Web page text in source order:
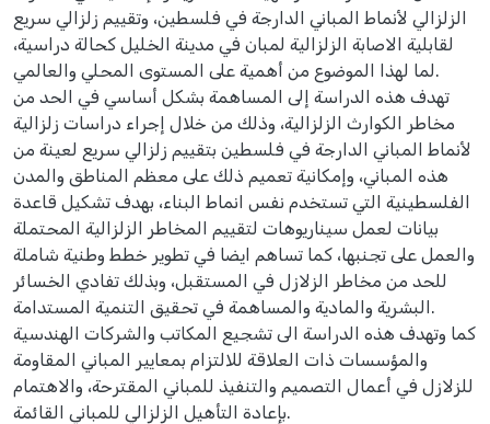
الزلزالي لأنماط المباني الدارجة في فلسطين، وتقييم زلزالي سريع
لقابلية الاصابة الزلزالية لمبان في مدينة الخليل كحالة دراسية،
لما لهذا الموضوع من أهمية على المستوى المحلي والعالمي.
تهدف هذه الدراسة إلى المساهمة بشكل أساسي في الحد من
مخاطر الكوارث الزلزالية، وذلك من خلال إجراء دراسات زلزالية
لأنماط المباني الدارجة في فلسطين بتقييم زلزالي سريع لعينة من
هذه المباني، وإمكانية تعميم ذلك على معظم المناطق والمدن
الفلسطينية التي تستخدم نفس انماط البناء، بهدف تشكيل قاعدة
بيانات لعمل سيناريوهات لتقييم المخاطر الزلزالية المحتملة
والعمل على تجنبها، كما تساهم ايضا في تطوير خطط وطنية شاملة
للحد من مخاطر الزلازل في المستقبل، وبذلك تفادي الخسائر
البشرية والمادية والمساهمة في تحقيق التنمية المستدامة.
كما وتهدف هذه الدراسة الى تشجيع المكاتب والشركات الهندسية
والمؤسسات ذات العلاقة للالتزام بمعايير المباني المقاومة
للزلازل في أعمال التصميم والتنفيذ للمباني المقترحة، والاهتمام
بإعادة التأهيل الزلزالي للمباني القائمة.